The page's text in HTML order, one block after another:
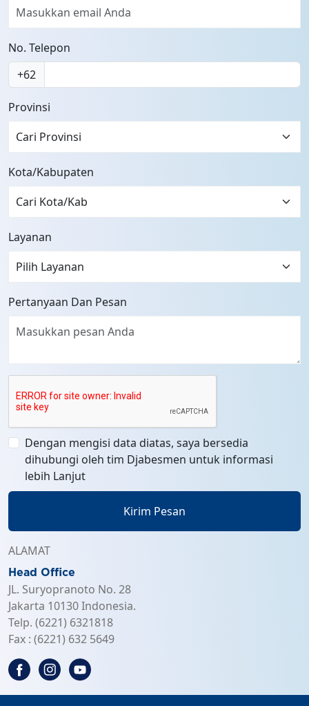
No. Telepon
+62
Provinsi
Cari Provinsi
Kota/Kabupaten
Layanan
Pertanyaan Dan Pesan
Dengan mengisi data diatas, saya bersedia
dihubungi oleh tim Djabesmen untuk informasi
lebih Lanjut
Kirim Pesan
ALAMAT
Head Office
JL. Suryopranoto No. 28
Jakarta 10130 Indonesia.
Telp. (6221) 6321818
Fax : (6221) 632 5649